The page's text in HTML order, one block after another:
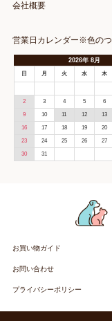
会社概要
営業日カレンダー※色のつ
2026年 8月
日 月 火 水 木
2 3 4 5 6
9 10 11 12 13
16 17 18 19 20
23 24 25 26 27
30 31
お買い物ガイド
お問い合わせ
プライバシーポリシー